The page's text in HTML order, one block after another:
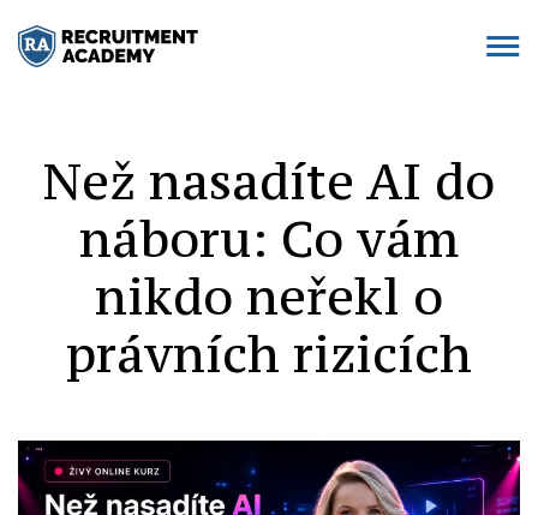
Než nasadíte AI do
náboru: Co vám
nikdo neřekl o
právních rizicích